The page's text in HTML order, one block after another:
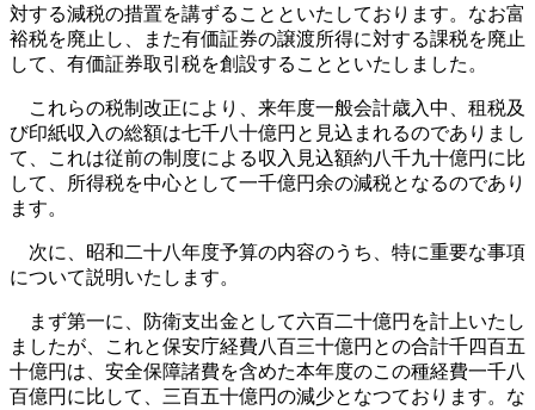
対する減税の措置を講ずることといたしております。なお富
裕税を廃止し、また有価証券の譲渡所得に対する課税を廃止
して、有価証券取引税を創設することといたしました。
これらの税制改正により、来年度一般会計歳入中、租税及
び印紙収入の総額は七千八十億円と見込まれるのでありまし
て、これは従前の制度による収入見込額約八千九十億円に比
して、所得税を中心として一千億円余の減税となるのであり
ます。
次に、昭和二十八年度予算の内容のうち、特に重要な事項
について説明いたします。
まず第一に、防衛支出金として六百二十億円を計上いたし
ましたが、これと保安庁経費八百三十億円との合計千四百五
十億円は、安全保障諸費を含めた本年度のこの種経費一千八
百億円に比して、三百五十億円の減少となつております。な